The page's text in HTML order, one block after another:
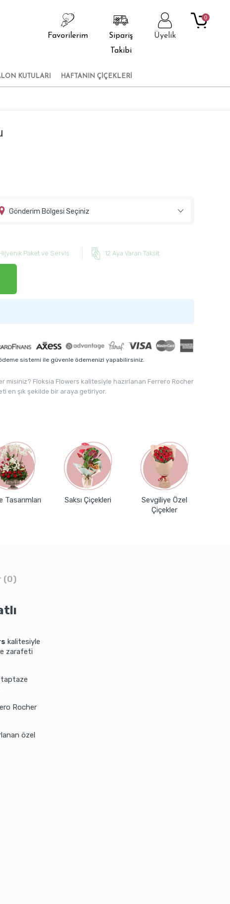
Favorilerim
Sipariş
Takibi
Üyelik
0
KUTULARI HAFTANIN ÇİÇEKLERİ
Gönderim Bölgesi Seçiniz
Paket ve Servis 12 Aya Varan Taksit
sistemi ile güvenle ödemenizi yapabilirsiniz.
Floksia Flowers kalitesiyle hazırlanan Ferrero Rocher
en şık şekilde bir araya getiriyor.
Tasarımları Saksı Çiçekleri
Sevgiliye Özel
Çiçekler
(0)
kalitesiyle
zarafeti
taptaze
Rocher
özel